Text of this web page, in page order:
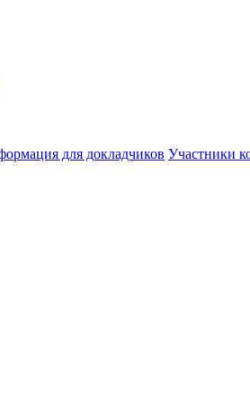
для докладчиков Участники